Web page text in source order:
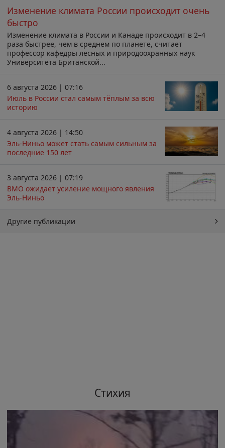
Изменение климата России происходит очень
быстро
Изменение климата в России и Канаде происходит в 2–4
раза быстрее, чем в среднем по планете, считает
профессор кафедры лесных и природоохранных наук
Университета Британской...
6 августа 2026 | 07:16
Июль в России стал самым тёплым за всю
историю
4 августа 2026 | 14:50
Эль-Ниньо может стать самым сильным за
последние 150 лет
3 августа 2026 | 07:19
ВМО ожидает усиление мощного явления
Эль-Ниньо
Другие публикации
Стихия